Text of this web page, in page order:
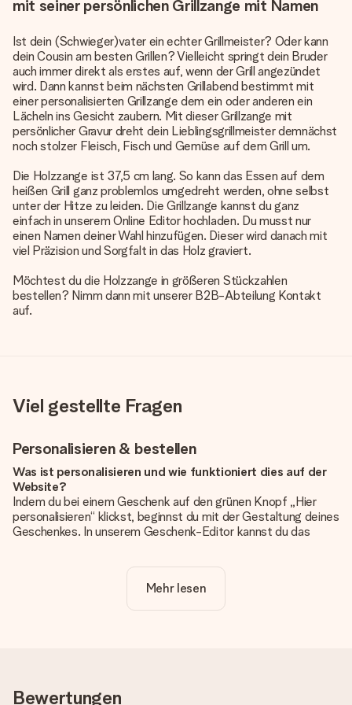
mit seiner persönlichen Grillzange mit Namen
Ist dein (Schwieger)vater ein echter Grillmeister? Oder kann
dein Cousin am besten Grillen? Vielleicht springt dein Bruder
auch immer direkt als erstes auf, wenn der Grill angezündet
wird. Dann kannst beim nächsten Grillabend bestimmt mit
einer personalisierten Grillzange dem ein oder anderen ein
Lächeln ins Gesicht zaubern. Mit dieser Grillzange mit
persönlicher Gravur dreht dein Lieblingsgrillmeister demnächst
noch stolzer Fleisch, Fisch und Gemüse auf dem Grill um.
Die Holzzange ist 37,5 cm lang. So kann das Essen auf dem
heißen Grill ganz problemlos umgedreht werden, ohne selbst
unter der Hitze zu leiden. Die Grillzange kannst du ganz
einfach in unserem Online Editor hochladen. Du musst nur
einen Namen deiner Wahl hinzufügen. Dieser wird danach mit
viel Präzision und Sorgfalt in das Holz graviert.
Möchtest du die Holzzange in größeren Stückzahlen
bestellen? Nimm dann mit unserer B2B-Abteilung Kontakt
auf.
Viel gestellte Fragen
Personalisieren & bestellen
Was ist personalisieren und wie funktioniert dies auf der
Website?
Indem du bei einem Geschenk auf den grünen Knopf „Hier
personalisieren“ klickst, beginnst du mit der Gestaltung deines
Geschenkes. In unserem Geschenk-Editor kannst du das
noch eines unserer angebotenen Designs, um deinem
Geschenk die perfekte Ausstrahlung zu verleihen.
Wir möchten sicherstellen, dass du mit deinem Geschenk
Mehr lesen
Bewertungen